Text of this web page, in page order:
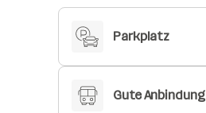
Parkplatz
Gute Anbindung